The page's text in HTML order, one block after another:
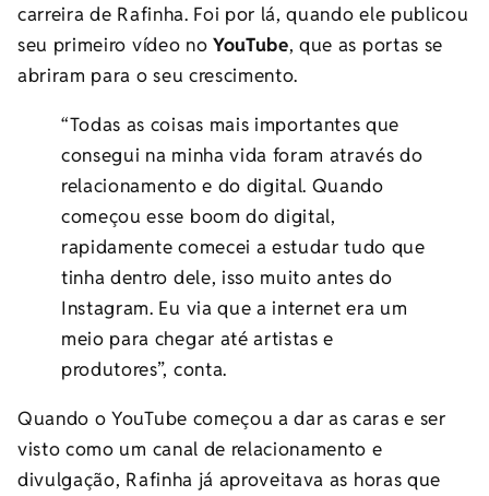
carreira de Rafinha. Foi por lá, quando ele publicou
seu primeiro vídeo no YouTube, que as portas se
abriram para o seu crescimento.
“Todas as coisas mais importantes que
consegui na minha vida foram através do
relacionamento e do digital. Quando
começou esse boom do digital,
rapidamente comecei a estudar tudo que
tinha dentro dele, isso muito antes do
Instagram. Eu via que a internet era um
meio para chegar até artistas e
produtores”, conta.
Quando o YouTube começou a dar as caras e ser
visto como um canal de relacionamento e
divulgação, Rafinha já aproveitava as horas que